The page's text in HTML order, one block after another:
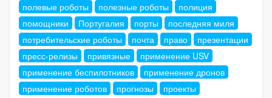
полевые роботы
полезные роботы
полиция
помощники
Португалия порты
последняя миля
потребительские роботы
почта право
презентации
пресс-релизы
привязные
применение USV
применение беспилотников
применение дронов
применение роботов
прогнозы
проекты